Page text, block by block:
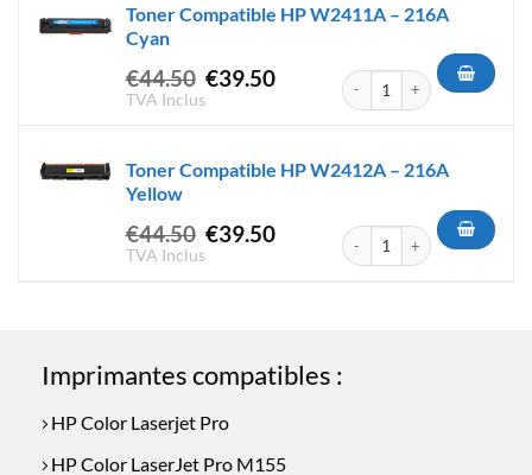
€42.50.
€32.50.
Toner Compatible HP W2411A – 216A
Cyan
€44.50 Le
€44.50.
€39.50Le
€39.50.
TVA Inclus
quantité de Toner
Toner Compatible HP W2412A – 216A
Yellow
€44.50 Le
€39.50Le
TVA Inclus
quantité de Toner
Imprimantes compatibles :
HP Color Laserjet Pro
HP Color LaserJet Pro M155